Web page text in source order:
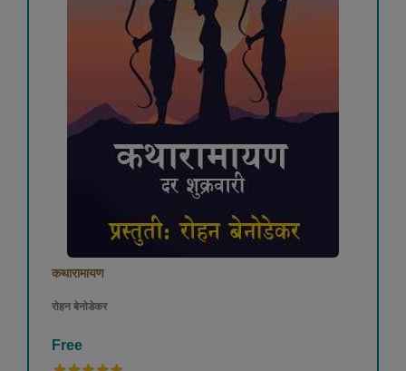
कथारामायण
रोहन बेनोडेकर
Free